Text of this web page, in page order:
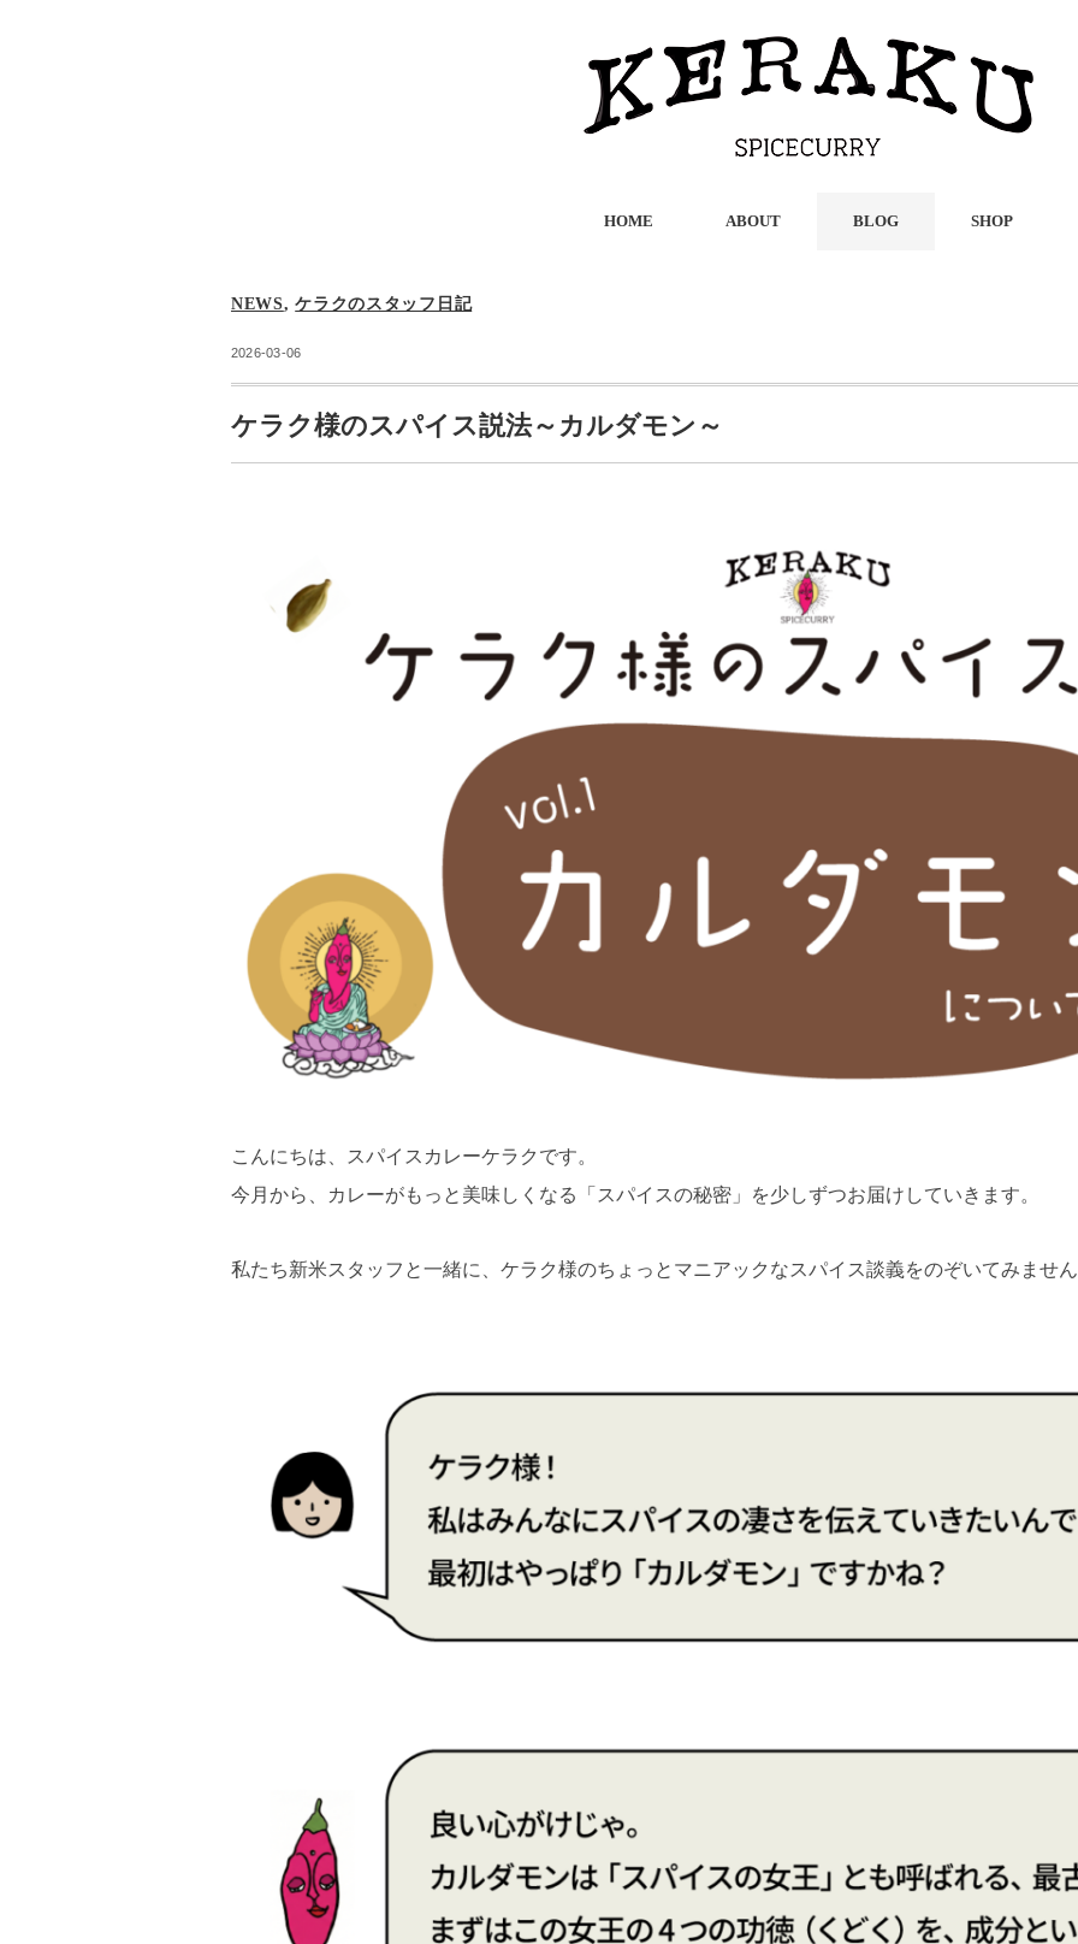
HOME ABOUT BLOG SHOP
NEWS,ケラクのスタッフ日記
2026-03-06
ケラク様のスパイス説法～カルダモン～
こんにちは、スパイスカレーケラクです。
今月から、カレーがもっと美味しくなる「スパイスの秘密」を少しずつお届けしていきます。
私たち新米スタッフと一緒に、ケラク様のちょっとマニアックなスパイス談義をのぞいてみませ